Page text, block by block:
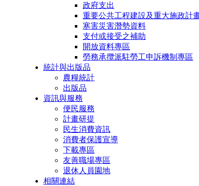
政府支出
重要公共工程建設及重大施政計
寒害災害潛勢資料
支付或接受之補助
開放資料專區
勞務承攬派駐勞工申訴機制專區
統計與出版品
農糧統計
出版品
資訊與服務
便民服務
計畫研提
民生消費資訊
消費者保護宣導
下載專區
友善職場專區
退休人員園地
相關連結